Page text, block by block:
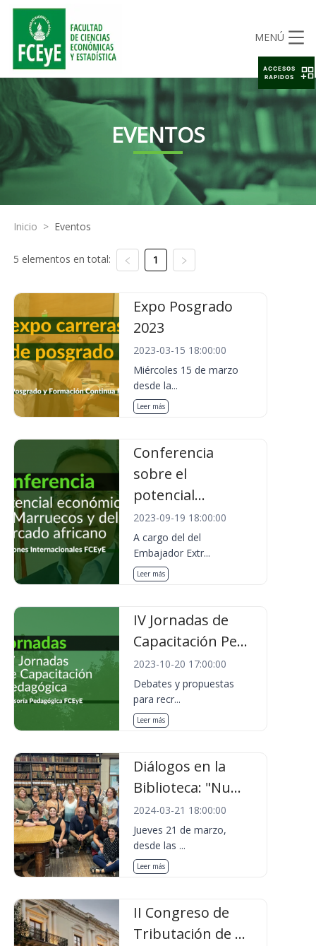
MENÚ
EVENTOS
Inicio > Eventos
5 elementos en total: 1
Expo Posgrado
2023
2023-03-15 18:00:00
Miércoles 15 de marzo
desde la...
Leer más
Conferencia
sobre el
potencial...
2023-09-19 18:00:00
A cargo del del
Embajador Extr...
Leer más
IV Jornadas de
Capacitación Pe...
2023-10-20 17:00:00
Debates y propuestas
para recr...
Leer más
Diálogos en la
Biblioteca: "Nu...
2024-03-21 18:00:00
Jueves 21 de marzo,
desde las ...
Leer más
II Congreso de
Tributación de ...
ACCESOS
RAPIDOS